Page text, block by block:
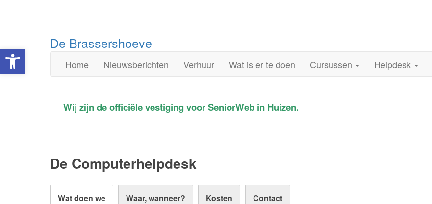
naar
inhoud
De Brassershoeve
Home Nieuwsberichten Verhuur Wat is er te doen Cursussen Helpdesk
Wij zijn de officiële vestiging voor SeniorWeb in Huizen.
De Computerhelpdesk
Wat doen we Waar, wanneer? Kosten Contact
Toolbar openen